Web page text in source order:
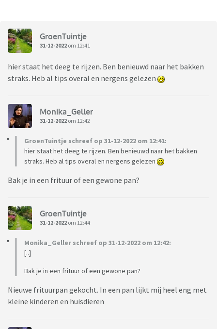
GroenTuintje
31-12-2022 om 12:41
hier staat het deeg te rijzen. Ben benieuwd naar het bakken
straks. Heb al tips overal en nergens gelezen
Monika_Geller
31-12-2022 om 12:42
GroenTuintje schreef op 31-12-2022 om 12:41:
hier staat het deeg te rijzen. Ben benieuwd naar het bakken
straks. Heb al tips overal en nergens gelezen
Bak je in een frituur of een gewone pan?
GroenTuintje
31-12-2022 om 12:44
Monika_Geller schreef op 31-12-2022 om 12:42:
[..]
Bak je in een frituur of een gewone pan?
Nieuwe frituurpan gekocht. In een pan lijkt mij heel eng met
kleine kinderen en huisdieren